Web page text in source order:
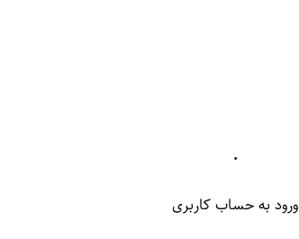
۰
ورود به حساب کاربری